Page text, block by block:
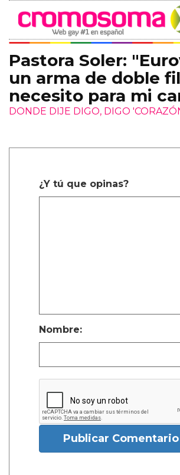
Pastora Soler:
un arma de doble
necesito para mi
DONDE DIJE DIGO, DIGO
¿Y tú que opinas?
Nombre:
Publicar Comentario